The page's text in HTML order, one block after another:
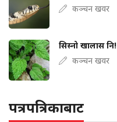
कञ्चन खवर
सिस्नो खालास नि!
कञ्चन खवर
पत्रपत्रिकाबाट